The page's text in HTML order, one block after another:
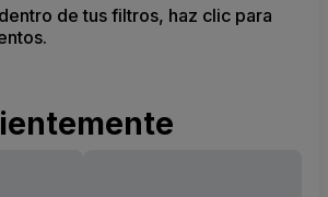
de tus filtros, haz clic para